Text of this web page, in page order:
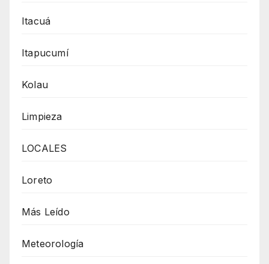
Itacuá
Itapucumí
Kolau
Limpieza
LOCALES
Loreto
Más Leído
Meteorología